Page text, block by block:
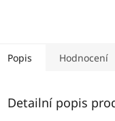
Popis Hodnocení
Detailní popis